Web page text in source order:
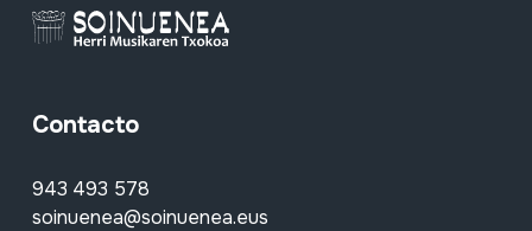
Contacto
943 493 578
soinuenea@soinuenea.eus